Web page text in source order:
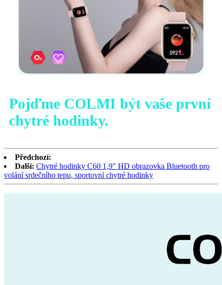
Pojďme COLMI být vaše první
chytré hodinky.
Předchozí:
Další: Chytré hodinky C60 1,9″ HD obrazovka Bluetooth pro
volání srdečního tepu, sportovní chytré hodinky